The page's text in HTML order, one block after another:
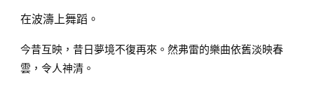
在波濤上舞蹈。
今昔互映，昔日夢境不復再來。然弗雷的樂曲依舊淡映春
雲，令人神清。